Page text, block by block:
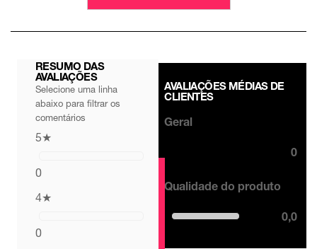
RESUMO DAS
AVALIAÇÕES
Selecione uma linha
abaixo para filtrar os
comentários
5★
0
4★
0
AVALIAÇÕES MÉDIAS DE
CLIENTES
Geral
0
Qualidade do produto
0,0